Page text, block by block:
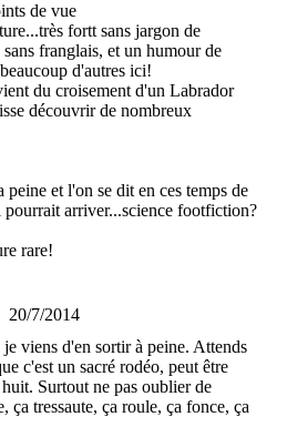
de vue
fortt sans jargon de
franglais, et un humour de
d'autres ici!
du croisement d'un Labrador
découvrir de nombreux
et l'on se dit en ces temps de
arriver...science footfiction?
rare!
20/7/2014
viens d'en sortir à peine. Attends
c'est un sacré rodéo, peut être
Surtout ne pas oublier de
ça tressaute, ça roule, ça fonce, ça